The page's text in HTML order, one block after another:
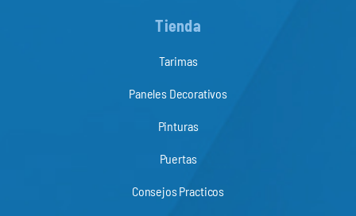
Tienda
Tarimas
Paneles Decorativos
Pinturas
Puertas
Consejos Practicos